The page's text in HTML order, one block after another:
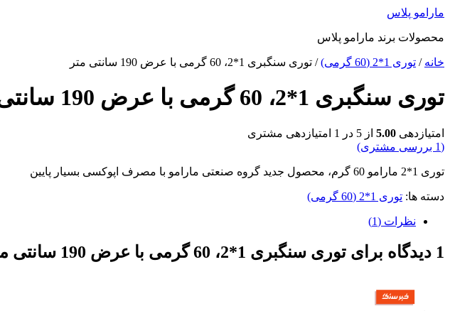
پرش
محتوا
مارامو پلاس
محصولات برند مارامو پلاس
خانه / توری 1*2 (60 گرمی) / توری سنگبری 1*2، 60 گرمی با عرض 190 سانتی متر
توری سنگبری 1*2، 60 گرمی با عرض 190 سانتی متر
امتیازدهی 5.00 از 5 در 1 امتیازدهی مشتری
(
1 بررسی مشتری)
توری 1*2 مارامو 60 گرم، محصول جدید گروه صنعتی مارامو با مصرف اپوکسی بسیار پایین
دسته ها: توری 1*2 (60 گرمی)
نظرات (1)
1 دیدگاه برای توری سنگبری 1*2، 60 گرمی با عرض 190 سانتی متر